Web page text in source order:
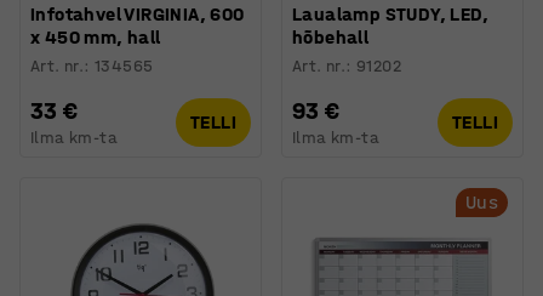
Infotahvel VIRGINIA, 600
x 450 mm, hall
Art. nr.:134565
33 €
Ilma km-ta
TELLI
Laualamp STUDY, LED,
hõbehall
Art. nr.: 91202
93 €
Ilma km-ta
TELLI
Uus